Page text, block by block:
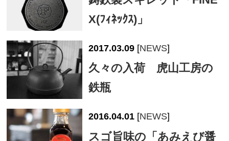
X(ﾌｨﾈｯｸｽ)」
2017.03.09 [NEWS]
久々の入荷 虎山工房の
鉄瓶
2016.04.01 [NEWS]
スゴ旨味の「あみえび醤